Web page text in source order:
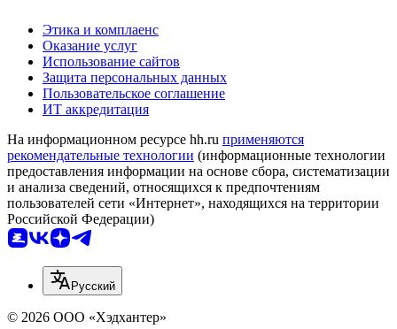
Этика и комплаенс
Оказание услуг
Использование сайтов
Защита персональных данных
Пользовательское соглашение
ИТ аккредитация
На информационном ресурсе hh.ru применяются
рекомендательные технологии (информационные технологии
предоставления информации на основе сбора, систематизации
и анализа сведений, относящихся к предпочтениям
пользователей сети «Интернет», находящихся на территории
Российской Федерации)
Русский
© 2026 ООО «Хэдхантер»